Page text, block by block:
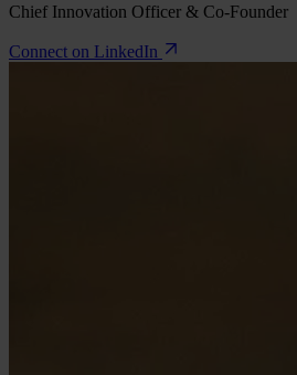
Chief Innovation Officer & Co-Founder
Connect on LinkedIn